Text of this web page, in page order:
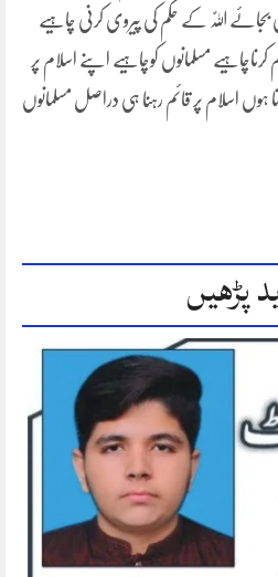
اللّٰہ کے حکم کی پیروی کرنی چاہیے
مسلمانوں کوچاہیے اپنے اسلام پر
نا ہوں اسلام پر قائم رہنا ہی دراصل مسلمانوں
پڑھیں